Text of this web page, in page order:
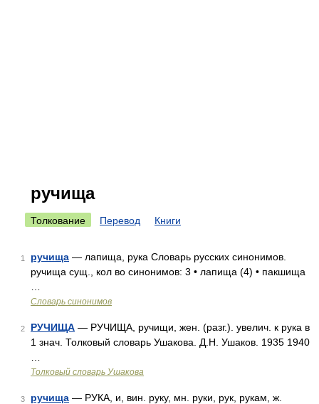
ручища
Толкование Перевод Книги
1 ручища — лапища, рука Словарь русских синонимов.
ручища сущ., кол во синонимов: 3 • лапища (4) • пакшища
Словарь синонимов
2 РУЧИЩА — РУЧИЩА, ручищи, жен. (разг.). увелич. к рука в
1 знач. Толковый словарь Ушакова. Д.Н. Ушаков. 1935 1940
Толковый словарь Ушакова
3 ручища — РУКА, и, вин. руку, мн. руки, рук, рукам, ж.